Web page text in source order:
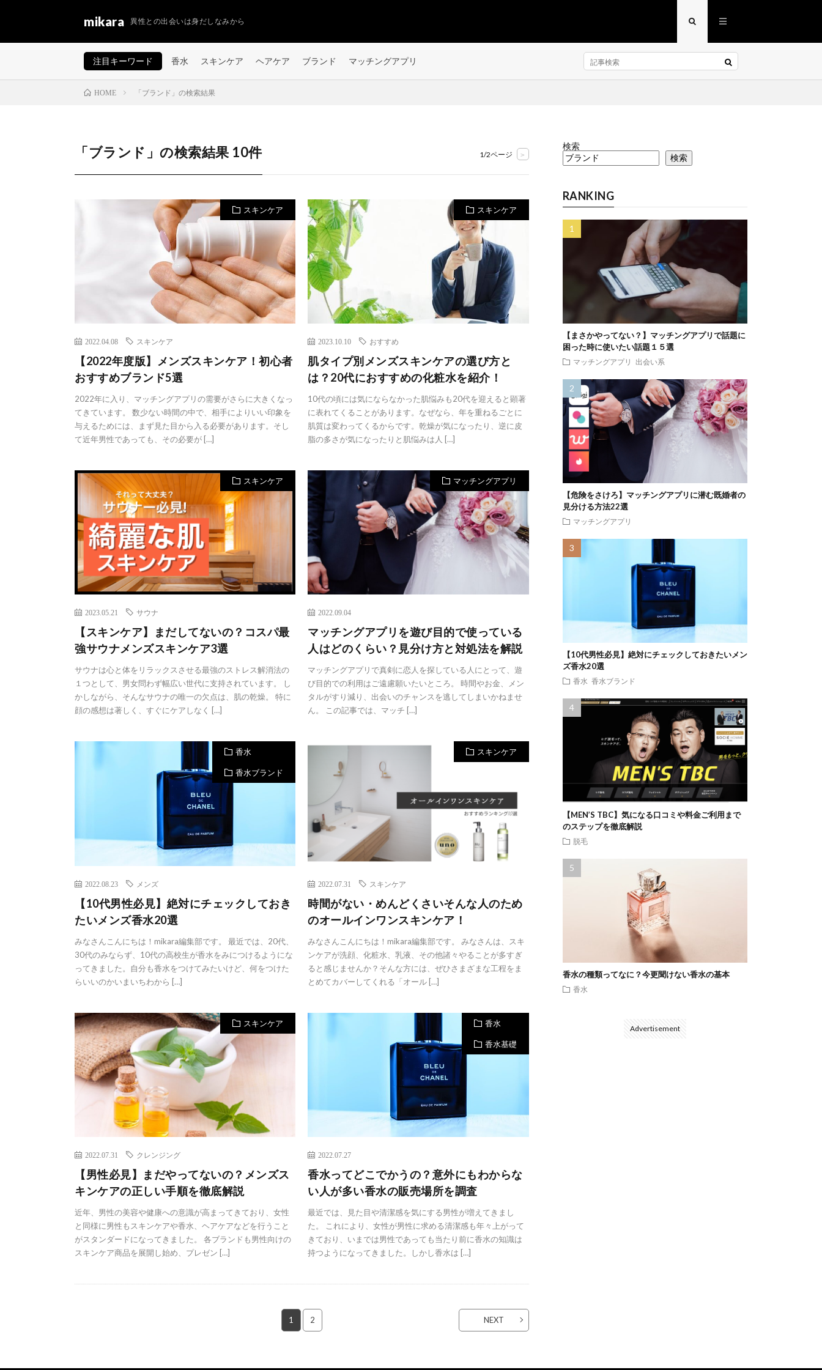
mikara 異性との出会いは身だしなみから
注目キーワード 香水 スキンケア ヘアケア ブランド マッチングアプリ
HOME 「ブランド」の検索結果
「ブランド」の検索結果 10件 1/2ページ >
スキンケア
2022.04.08 スキンケア
【2022年度版】メンズスキンケア！初心者
おすすめブランド5選
2022年に入り、マッチングアプリの需要がさらに大きくなっ
てきています。 数少ない時間の中で、相手によりいい印象を
与えるためには、まず見た目から入る必要があります。そし
て近年男性であっても、その必要が […]
スキンケア
2023.10.10 おすすめ
肌タイプ別メンズスキンケアの選び方と
は？20代におすすめの化粧水を紹介！
10代の頃には気にならなかった肌悩みも20代を迎えると顕著
に表れてくることがあります。なぜなら、年を重ねるごとに
肌質は変わってくるからです。乾燥が気になったり、逆に皮
脂の多さが気になったりと肌悩みは人 […]
スキンケア
2023.05.21 サウナ
【スキンケア】まだしてないの？コスパ最
強サウナメンズスキンケア3選
サウナは心と体をリラックスさせる最強のストレス解消法の
１つとして、男女問わず幅広い世代に支持されています。 し
かしながら、そんなサウナの唯一の欠点は、肌の乾燥。 特に
顔の感想は著しく、すぐにケアしなく […]
マッチングアプリ
2022.09.04
マッチングアプリを遊び目的で使っている
人はどのくらい？見分け方と対処法を解説
マッチングアプリで真剣に恋人を探している人にとって、遊
び目的での利用はご遠慮願いたいところ。 時間やお金、メン
タルがすり減り、出会いのチャンスを逃してしまいかねませ
ん。 この記事では、マッチ […]
香水
香水ブランド
2022.08.23 メンズ
【10代男性必見】絶対にチェックしておき
たいメンズ香水20選
みなさんこんにちは！mikara編集部です。 最近では、20代、
30代のみならず、10代の高校生が香水をみにつけるようにな
ってきました。自分も香水をつけてみたいけど、何をつけた
らいいのかいまいちわから […]
スキンケア
2022.07.31 スキンケア
時間がない・めんどくさいそんな人のため
のオールインワンスキンケア！
みなさんこんにちは！mikara編集部です。 みなさんは、スキ
ンケアが洗顔、化粧水、乳液、その他諸々やることが多すぎ
ると感じませんか？そんな方には、ぜひさまざまな工程をま
とめてカバーしてくれる「オール […]
スキンケア
2022.07.31 クレンジング
【男性必見】まだやってないの？メンズス
キンケアの正しい手順を徹底解説
近年、男性の美容や健康への意識が高まってきており、女性
と同様に男性もスキンケアや香水、ヘアケアなどを行うこと
がスタンダードになってきました。 各ブランドも男性向けの
スキンケア商品を展開し始め、プレゼン […]
香水
香水基礎
2022.07.27
香水ってどこでかうの？意外にもわからな
い人が多い香水の販売場所を調査
最近では、見た目や清潔感を気にする男性が増えてきまし
た。 これにより、女性が男性に求める清潔感も年々上がって
きており、いまでは男性であっても当たり前に香水の知識は
持つようになってきました。しかし香水は […]
1 2 NEXT
検索
検索
RANKING
【まさかやってない？】マッチングアプリで話題に
困った時に使いたい話題１５選
マッチングアプリ 出会い系
【危険をさけろ】マッチングアプリに潜む既婚者の
見分ける方法22選
マッチングアプリ
【10代男性必見】絶対にチェックしておきたいメン
ズ香水20選
香水 香水ブランド
【MEN’S TBC】気になる口コミや料金ご利用まで
のステップを徹底解説
脱毛
香水の種類ってなに？今更聞けない香水の基本
香水
Advertisement